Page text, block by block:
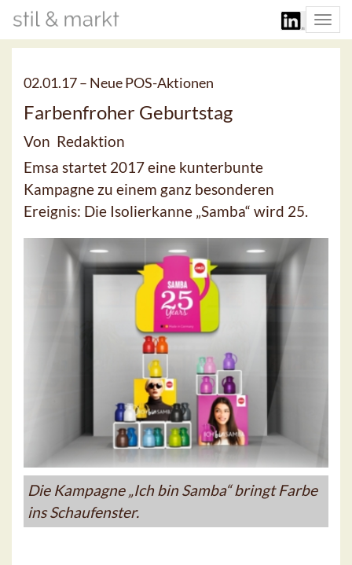
02.01.17 – Neue POS-Aktionen
Farbenfroher Geburtstag
Von Redaktion
Emsa startet 2017 eine kunterbunte
Kampagne zu einem ganz besonderen
Ereignis: Die Isolierkanne „Samba“ wird 25.
Die Kampagne „Ich bin Samba“ bringt Farbe
ins Schaufenster.